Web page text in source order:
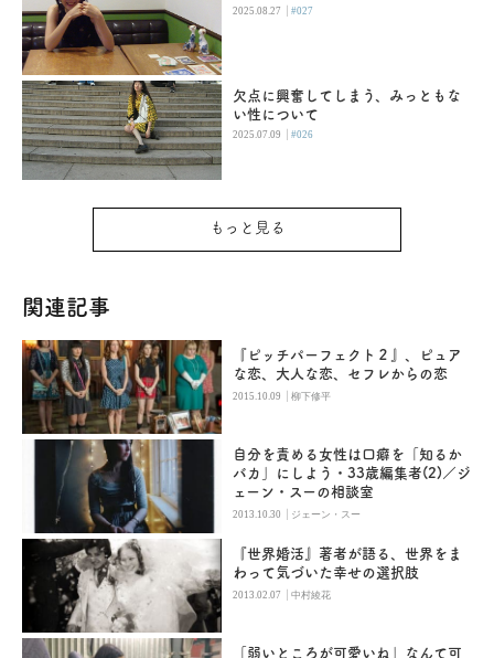
2025.08.27 |#027
欠点に興奮してしまう、みっともな
い性について
2025.07.09 |#026
もっと見る
関連記事
『ピッチパーフェクト２』、ピュア
な恋、大人な恋、セフレからの恋
2015.10.09 |柳下修平
自分を責める女性は口癖を「知るか
バカ」にしよう・33歳編集者(2)／ジ
ェーン・スーの相談室
2013.10.30 | ジェーン・スー
『世界婚活』著者が語る、世界をま
わって気づいた幸せの選択肢
2013.02.07 |中村綾花
「弱いところが可愛いね」なんて可